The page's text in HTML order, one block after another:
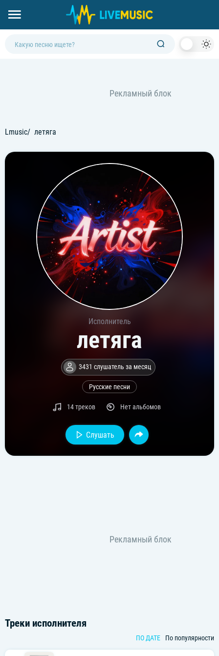
Lmusic летяга
Исполнитель
летяга
3431 слушатель за месяц
Русские песни
14 треков Нет альбомов
Слушать
Треки исполнителя
ПО ДАТЕ По популярности